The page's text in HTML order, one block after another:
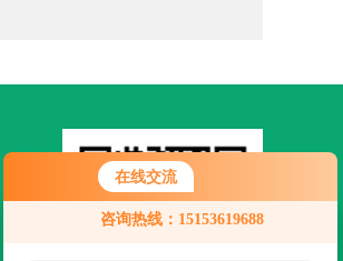
在线交流
咨询热线：15153619688